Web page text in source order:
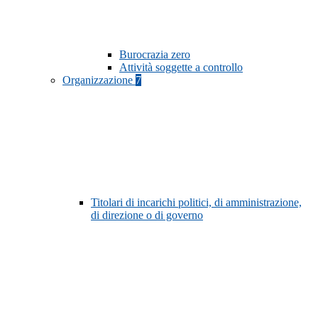
Burocrazia zero
Attività soggette a controllo
Organizzazione 7
Titolari di incarichi politici, di amministrazione,
di direzione o di governo